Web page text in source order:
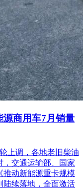
源商用车7月销量
上调，各地老旧柴油
，交通运输部、国家
推动新能源重卡规模
陆续落地，全面激活